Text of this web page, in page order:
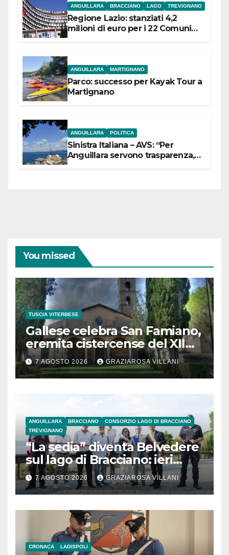
ANGUILLARA BRACCIANO LAGO TREVIGNANO
Regione Lazio: stanziati 4,2
milioni di euro per i 22 Comuni
ANGUILLARA MARTIGNANO
Parco: successo per Kayak Tour a
Martignano
ANGUILLARA POLITICA
Sinistra Italiana – AVS: “Per
Anguillara servono trasparenza,
You missed
TUSCIA VITERBESE
Gallese celebra San Famiano,
eremita cistercense del XII
secolo
7 AGOSTO 2026 GRAZIAROSA VILLANI
ANGUILLARA BRACCIANO
CONSORZIO LAGO DI BRACCIANO
TREVIGNANO
“La sedia” diventa Belvedere
sul lago di Bracciano: ieri
l’inaugurazione
7 AGOSTO 2026 GRAZIAROSA VILLANI
CRONACA LADISPOLI